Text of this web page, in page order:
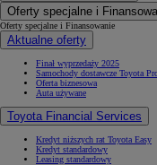
Oferty specjalne i
Oferty specjalne i Finansowanie
Aktualne oferty
Finał wyprzedaży 2025
Samochody dostawcze Toyota
Oferta biznesowa
Auta używane
Toyota Financial Services
Kredyt niższych rat Toyota Easy
Kredyt standardowy
Leasing standardowy